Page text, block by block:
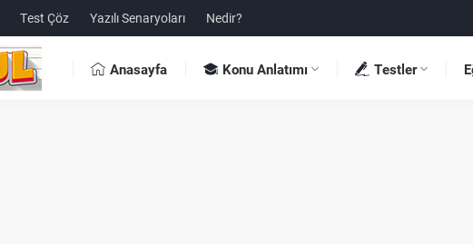
Test Çöz Yazılı Senaryoları Nedir?
Anasayfa Konu Anlatımı Testler